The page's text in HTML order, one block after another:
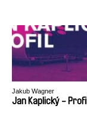
Jakub Wagner
Jan Kaplický - Profil